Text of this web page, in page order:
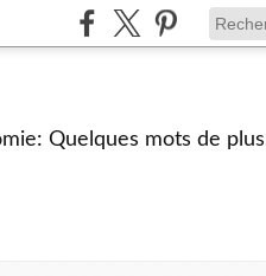
Quelques mots de